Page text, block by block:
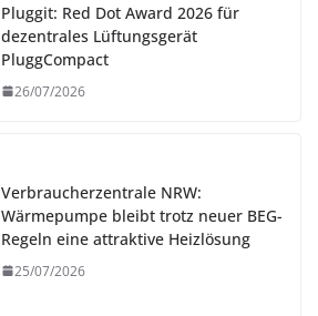
Pluggit: Red Dot Award 2026 für
dezentrales Lüftungsgerät
PluggCompact
26/07/2026
Verbraucherzentrale NRW:
Wärmepumpe bleibt trotz neuer BEG-
Regeln eine attraktive Heizlösung
25/07/2026